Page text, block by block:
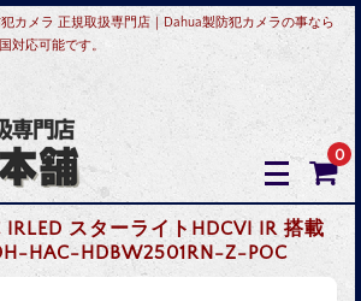
カメラ 正規取扱専門店｜Dahua製防犯カメラの事なら
対応可能です。
0
IRLED スターライトHDCVI IR 搭載
HAC-HDBW2501RN-Z-POC